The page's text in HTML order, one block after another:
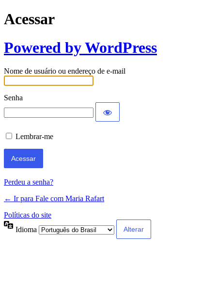
Acessar
Powered by WordPress
Nome de usuário ou endereço de e-mail
Senha
Lembrar-me
Perdeu a senha?
← Ir para Fale com Maria Rafart
Políticas do site
Idioma